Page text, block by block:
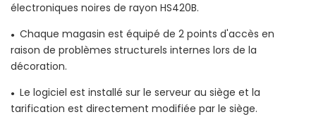
électroniques noires de rayon HS420B.
● Chaque magasin est équipé de 2 points d'accès en
raison de problèmes structurels internes lors de la
décoration.
● Le logiciel est installé sur le serveur au siège et la
tarification est directement modifiée par le siège.